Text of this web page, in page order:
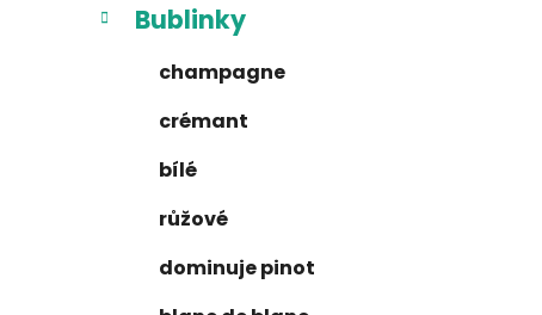
r
o
Bublinky
champagne
crémant
bílé
růžové
dominuje pinot